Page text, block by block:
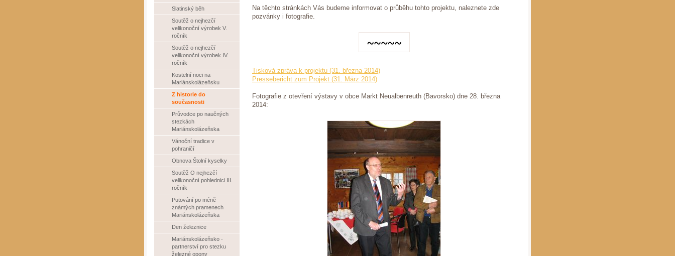
Na těchto stránkách Vás budeme informovat o průběhu tohto projektu, naleznete zde
pozvánky i fotografie.
Tisková zpráva k projektu (31. března 2014)
Pressebericht zum Projekt (31. März 2014)
Fotografie z otevření výstavy v obce Markt Neualbenreuth (Bavorsko) dne 28. března
2014:
Slatinský běh
Soutěž o nejhezčí
velikonoční výrobek V.
ročník
Soutěž o nejhezčí
velikonoční výrobek IV.
ročník
Kostelní noci na
Mariánskolázeňsku
Z historie do
současnosti
Průvodce po naučných
stezkách
Mariánskolázeňska
Vánoční tradice v
pohraničí
Obnova Štolní kyselky
Soutěž O nejhezčí
velikonoční pohlednici III.
ročník
Putování po méně
známých pramenech
Mariánskolázeňska
Den železnice
Mariánskolázeňsko -
partnerství pro stezku
železné opony